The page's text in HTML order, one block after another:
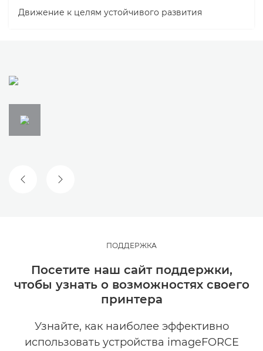
Движение к целям устойчивого развития
ПРЕДЫДУЩИЙ СЛАЙД
СЛЕДУЮЩИЙ СЛАЙД
ПОДДЕРЖКА
Посетите наш сайт поддержки,
чтобы узнать о возможностях своего
принтера
Узнайте, как наиболее эффективно
использовать устройства imageFORCE